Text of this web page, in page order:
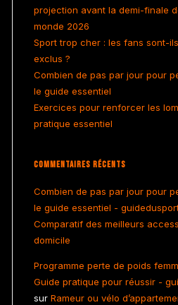
projection avant la demi-finale
monde 2026
Sport trop cher : les fans sont-
exclus ?
Combien de pas par jour pour
le guide essentiel
Exercices pour renforcer les
pratique essentiel
Commentaires Récents
Combien de pas par jour pour
le guide essentiel -
Comparatif des meilleurs
domicile
Programme perte de poids
Guide pratique pour réussir -
sur Rameur ou vélo